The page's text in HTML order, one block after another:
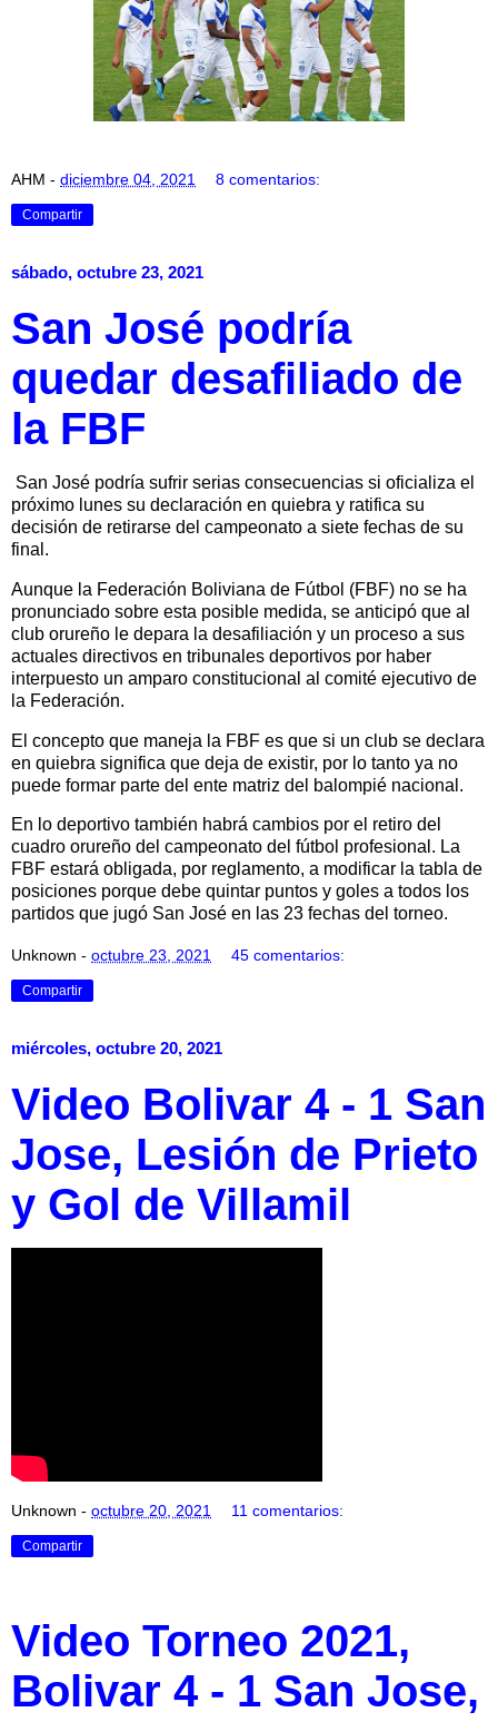
AHM - diciembre 04, 2021 8 comentarios:
Compartir
sábado, octubre 23, 2021
San José podría
quedar desafiliado de
la FBF
San José podría sufrir serias consecuencias si oficializa el
próximo lunes su declaración en quiebra y ratifica su
decisión de retirarse del campeonato a siete fechas de su
final.
Aunque la Federación Boliviana de Fútbol (FBF) no se ha
pronunciado sobre esta posible medida, se anticipó que al
club orureño le depara la desafiliación y un proceso a sus
actuales directivos en tribunales deportivos por haber
interpuesto un amparo constitucional al comité ejecutivo de
la Federación.
El concepto que maneja la FBF es que si un club se declara
en quiebra significa que deja de existir, por lo tanto ya no
puede formar parte del ente matriz del balompié nacional.
En lo deportivo también habrá cambios por el retiro del
cuadro orureño del campeonato del fútbol profesional. La
FBF estará obligada, por reglamento, a modificar la tabla de
posiciones porque debe quintar puntos y goles a todos los
partidos que jugó San José en las 23 fechas del torneo.
Unknown - octubre 23, 2021 45 comentarios:
Compartir
miércoles, octubre 20, 2021
Video Bolivar 4 - 1 San
Jose, Lesión de Prieto
y Gol de Villamil
Unknown - octubre 20, 2021 11 comentarios:
Compartir
Video Torneo 2021,
Bolivar 4 - 1 San Jose,